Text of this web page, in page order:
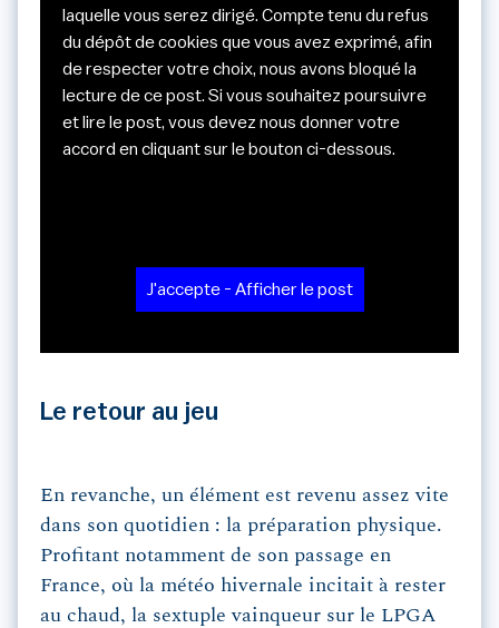
laquelle vous serez dirigé. Compte tenu du refus
du dépôt de cookies que vous avez exprimé, afin
de respecter votre choix, nous avons bloqué la
lecture de ce post. Si vous souhaitez poursuivre
et lire le post, vous devez nous donner votre
accord en cliquant sur le bouton ci-dessous.
J'accepte - Afficher le post
Le retour au jeu
En revanche, un élément est revenu assez vite
dans son quotidien : la préparation physique.
Profitant notamment de son passage en
France, où la météo hivernale incitait à rester
au chaud, la sextuple vainqueur sur le LPGA